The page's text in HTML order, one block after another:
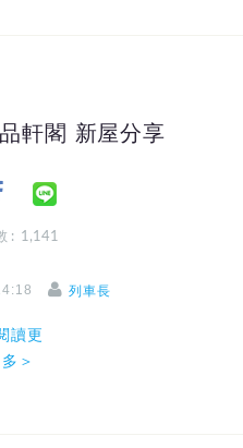
軒閣 新屋分享
: 1,141
列車長
讀更
多＞